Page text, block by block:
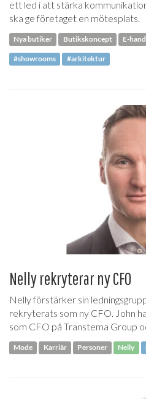
ett led i att stärka
ska ge företaget en mötesplats.
Nya butiker Butikskoncept E-
#showrooms #arkitektur
Nelly rekryterar ny CFO
Nelly förstärker sin
rekryterats som ny CFO. John
som CFO på Transtema Group
Mode Karriär Personer Nelly